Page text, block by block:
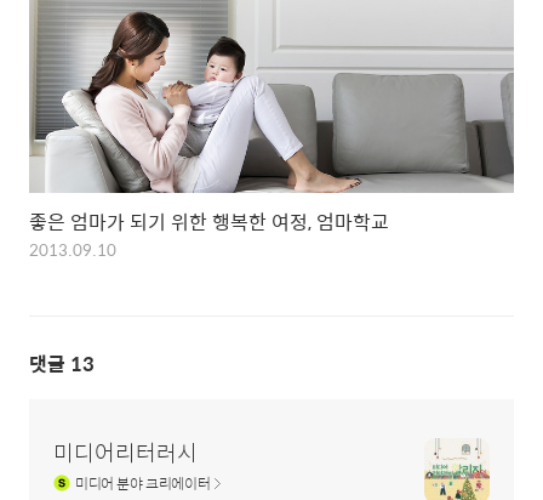
좋은 엄마가 되기 위한 행복한 여정, 엄마학교
2013.09.10
댓글 13
미디어리터러시
미디어분야 크리에이터